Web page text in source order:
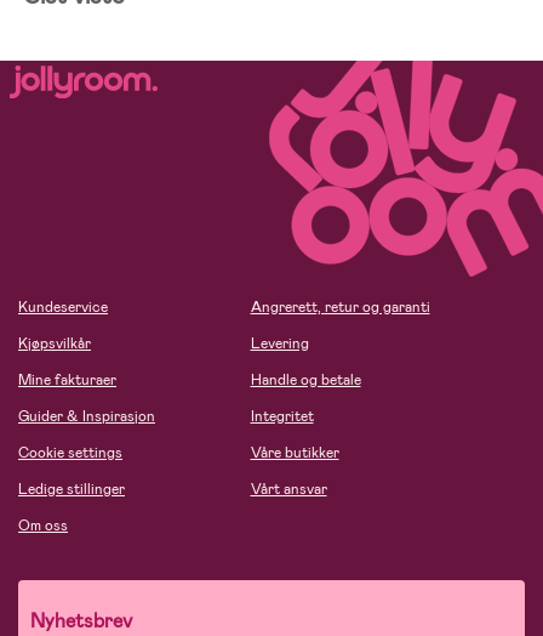
Kundeservice
Kjøpsvilkår
Mine fakturaer
Guider & Inspirasjon
Cookie settings
Ledige stillinger
Om oss
Angrerett, retur og garanti
Levering
Handle og betale
Integritet
Våre butikker
Vårt ansvar
Nyhetsbrev